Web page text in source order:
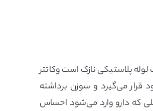
پلاستیکی نازک است وکاتتر
می‌گیرد و سوزن برداشته
که دارو وارد می‌شود احساس